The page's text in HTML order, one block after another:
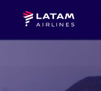
contenido
principal.
Navegación
secciones
Latam
Airlines